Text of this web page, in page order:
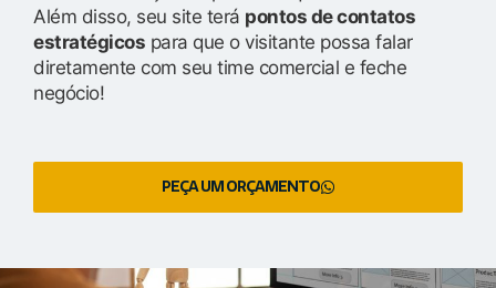
Além disso, seu site terá pontos de contatos
estratégicos para que o visitante possa falar
diretamente com seu time comercial e feche
negócio!
PEÇA UM ORÇAMENTO